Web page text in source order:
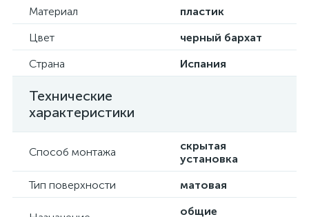
Материал
пластик
Цвет
черный бархат
Страна
Испания
Технические
характеристики
Способ монтажа
скрытая
установка
Тип поверхности
матовая
общие